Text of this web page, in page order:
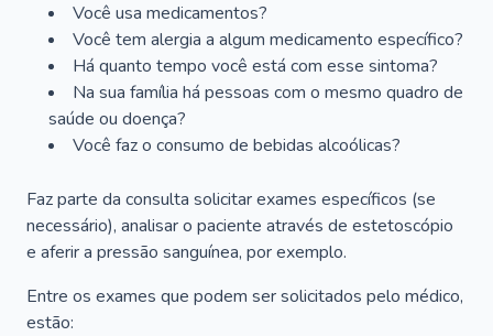
Você usa medicamentos?
Você tem alergia a algum medicamento específico?
Há quanto tempo você está com esse sintoma?
Na sua família há pessoas com o mesmo quadro de
saúde ou doença?
Você faz o consumo de bebidas alcoólicas?
Faz parte da consulta solicitar exames específicos (se
necessário), analisar o paciente através de estetoscópio
e aferir a pressão sanguínea, por exemplo.
Entre os exames que podem ser solicitados pelo médico,
estão: